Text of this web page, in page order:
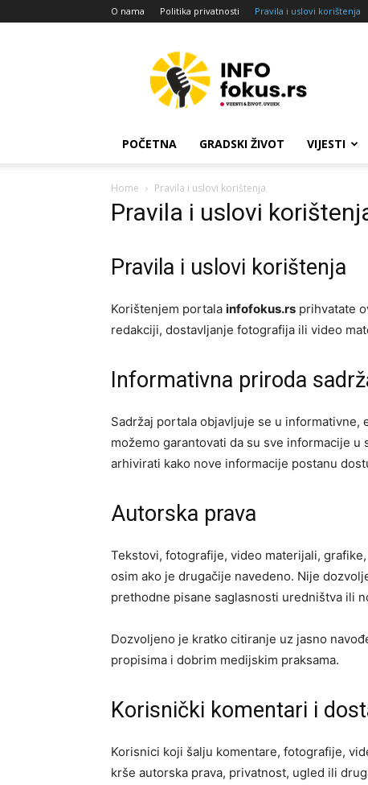
O nama Politika privatnosti Pravila i uslovi korištenja
fokus
POČETNA GRADSKI ŽIVOT VIJESTI
Home Pravila i uslovi korištenja
Pravila i uslovi
Pravila i uslovi korištenja
Korištenjem portala infofokus.rs prihvatate
redakciji, dostavljanje fotografija ili video
Informativna priroda
Sadržaj portala objavljuje se u informativne,
možemo garantovati da su sve informacije
arhivirati kako nove informacije postanu
Autorska prava
Tekstovi, fotografije, video materijali,
osim ako je drugačije navedeno. Nije
prethodne pisane saglasnosti uredništva ili
Dozvoljeno je kratko citiranje uz jasno
propisima i dobrim medijskim praksama.
Korisnički komentari i
Korisnici koji šalju komentare, fotografije,
krše autorska prava, privatnost, ugled ili